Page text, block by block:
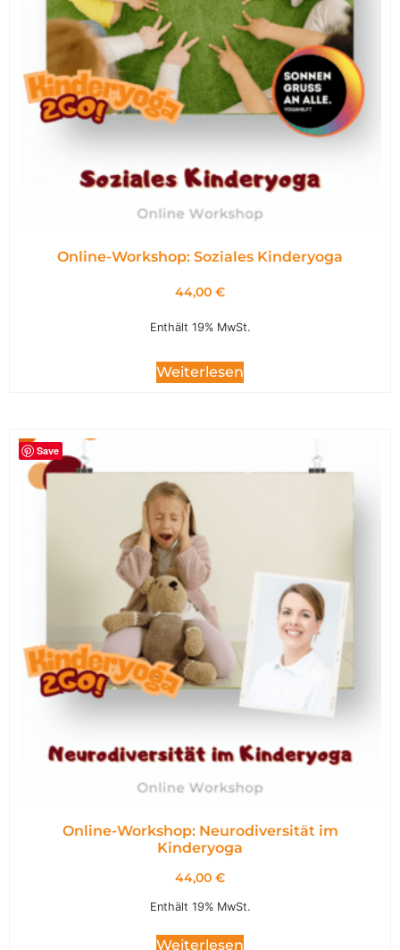
Online-Workshop: Soziales Kinderyoga
44,00 €
Enthält 19% MwSt.
Weiterlesen
Save
Online-Workshop: Neurodiversität im
Kinderyoga
44,00 €
Enthält 19% MwSt.
Weiterlesen